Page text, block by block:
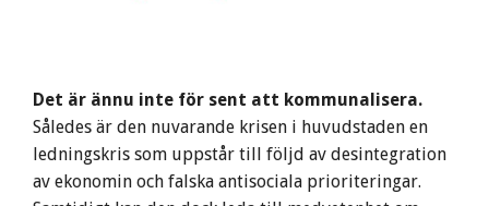
Det är ännu inte för sent att kommunalisera.
Således är den nuvarande krisen i huvudstaden en
ledningskris som uppstår till följd av desintegration
av ekonomin och falska antisociala prioriteringar.